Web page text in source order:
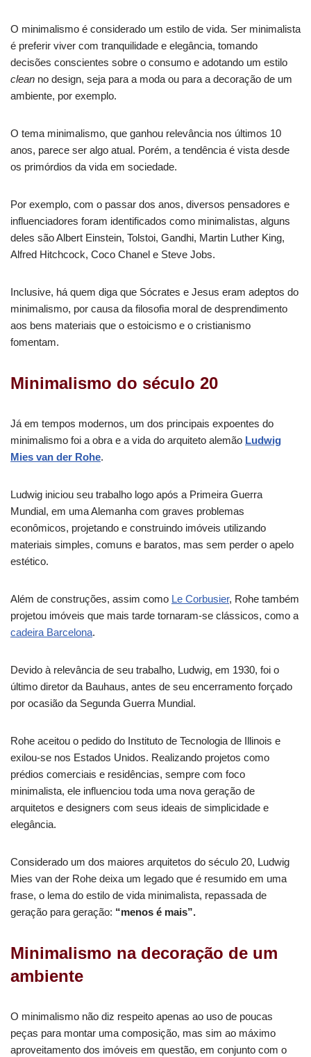
O minimalismo é considerado um estilo de vida. Ser minimalista
é preferir viver com tranquilidade e elegância, tomando
decisões conscientes sobre o consumo e adotando um estilo
clean no design, seja para a moda ou para a decoração de um
ambiente, por exemplo.
O tema minimalismo, que ganhou relevância nos últimos 10
anos, parece ser algo atual. Porém, a tendência é vista desde
os primórdios da vida em sociedade.
Por exemplo, com o passar dos anos, diversos pensadores e
influenciadores foram identificados como minimalistas, alguns
deles são Albert Einstein, Tolstoi, Gandhi, Martin Luther King,
Alfred Hitchcock, Coco Chanel e Steve Jobs.
Inclusive, há quem diga que Sócrates e Jesus eram adeptos do
minimalismo, por causa da filosofia moral de desprendimento
aos bens materiais que o estoicismo e o cristianismo
fomentam.
Minimalismo do século 20
Já em tempos modernos, um dos principais expoentes do
minimalismo foi a obra e a vida do arquiteto alemão Ludwig
Mies van der Rohe.
Ludwig iniciou seu trabalho logo após a Primeira Guerra
Mundial, em uma Alemanha com graves problemas
econômicos, projetando e construindo imóveis utilizando
materiais simples, comuns e baratos, mas sem perder o apelo
estético.
Além de construções, assim como Le Corbusier, Rohe também
projetou imóveis que mais tarde tornaram-se clássicos, como a
cadeira Barcelona.
Devido à relevância de seu trabalho, Ludwig, em 1930, foi o
último diretor da Bauhaus, antes de seu encerramento forçado
por ocasião da Segunda Guerra Mundial.
Rohe aceitou o pedido do Instituto de Tecnologia de Illinois e
exilou-se nos Estados Unidos. Realizando projetos como
prédios comerciais e residências, sempre com foco
minimalista, ele influenciou toda uma nova geração de
arquitetos e designers com seus ideais de simplicidade e
elegância.
Considerado um dos maiores arquitetos do século 20, Ludwig
Mies van der Rohe deixa um legado que é resumido em uma
frase, o lema do estilo de vida minimalista, repassada de
geração para geração: “menos é mais”.
Minimalismo na decoração de um
ambiente
O minimalismo não diz respeito apenas ao uso de poucas
peças para montar uma composição, mas sim ao máximo
aproveitamento dos imóveis em questão, em conjunto com o